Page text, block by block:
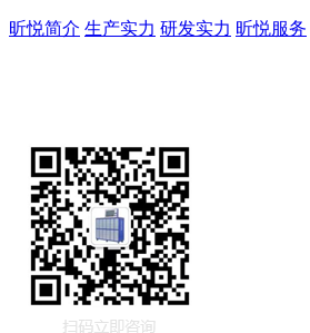
昕悦简介 生产实力 研发实力 昕悦服务